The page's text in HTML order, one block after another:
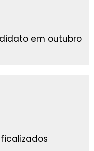
em outubro